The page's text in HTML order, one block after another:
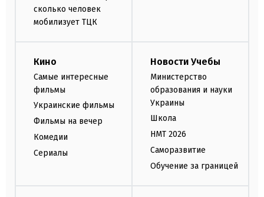
сколько человек
мобилизует ТЦК
Кино
Самые интересные
фильмы
Украинские фильмы
Фильмы на вечер
Комедии
Сериалы
Новости Учебы
Министерство
образования и науки
Украины
Школа
НМТ 2026
Саморазвитие
Обучение за границей